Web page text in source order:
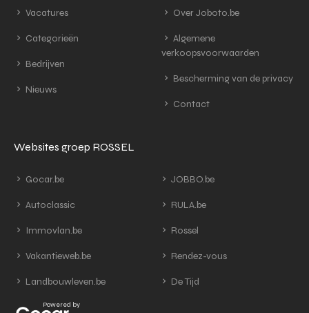
Vacatures
Categorieën
Bedrijven
Nieuws
Over Joboto.be
Algemene
verkoopsvoorwaarden
Bescherming van de privacy
Contact
Websites groep ROSSEL
Gocar.be
Autoclassic
Immovlan.be
Vakantieweb.be
Landbouwleven.be
JOBBO.be
RULA.be
Rossel
Rendez-vous
De Tijd
Powered by